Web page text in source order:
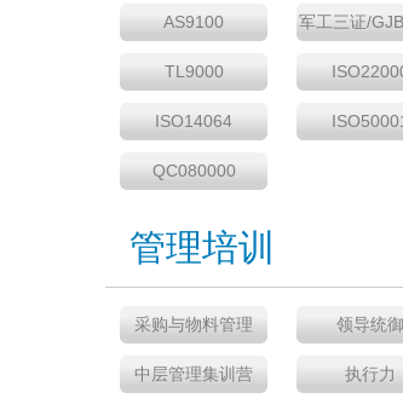
AS9100 军工三证/
TL9000
ISO14064
QC080000
管理培训
采购与物料管理 领导统御
中层管理集训营 执行力